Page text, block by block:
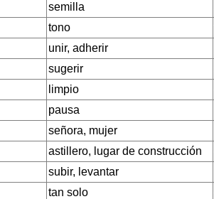
semilla
tono
unir, adherir
sugerir
limpio
pausa
señora, mujer
astillero, lugar de construcción
subir, levantar
tan solo